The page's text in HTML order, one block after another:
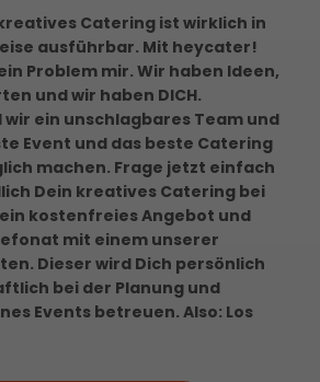
Catering ist wirklich in
ausführbar. Mit heycater!
Problem mir. Wir haben Ideen,
und wir haben DICH.
wir ein unschlagbares Team und
Event und das beste Catering
machen. Frage jetzt einfach
Dein kreatives Catering bei
kostenfreies Angebot und
mit einem unserer
Dieser wird Dich persönlich
bei der Planung und
Events betreuen. Also: Los